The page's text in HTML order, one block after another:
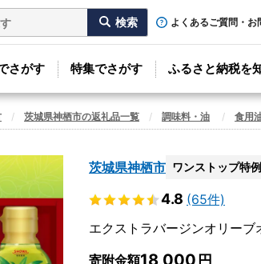
よくあるご質問・お
さがす 特集でさがす ふるさと納税を
茨城県神栖市の返礼品一覧 調味料・油 食用
茨城県神栖市 ワンストップ特
4.8 (65件)
エクストラバージンオリー
寄附金額18,000